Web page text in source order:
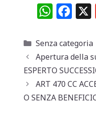
W
at
s
A
p
p
F
c
e
b
o
o
Categorie
Senza categoria
Apertura della
ESPERTO
ART 470 CC
O SENZA